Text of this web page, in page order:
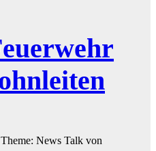
Theme: News Talk von